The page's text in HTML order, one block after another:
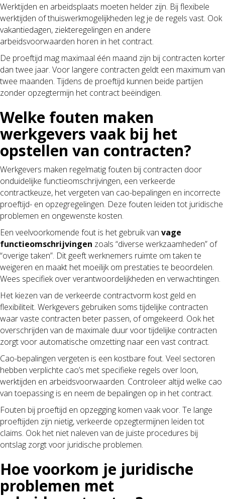
Werktijden en arbeidsplaats moeten helder zijn. Bij flexibele
werktijden of thuiswerkmogelijkheden leg je de regels vast. Ook
vakantiedagen, ziekteregelingen en andere
arbeidsvoorwaarden horen in het contract.
De proeftijd mag maximaal één maand zijn bij contracten korter
dan twee jaar. Voor langere contracten geldt een maximum van
twee maanden. Tijdens de proeftijd kunnen beide partijen
zonder opzegtermijn het contract beëindigen.
Welke fouten maken
werkgevers vaak bij het
opstellen van contracten?
Werkgevers maken regelmatig fouten bij contracten door
onduidelijke functieomschrijvingen, een verkeerde
contractkeuze, het vergeten van cao-bepalingen en incorrecte
proeftijd- en opzegregelingen. Deze fouten leiden tot juridische
problemen en ongewenste kosten.
Een veelvoorkomende fout is het gebruik van vage
functieomschrijvingen zoals “diverse werkzaamheden” of
“overige taken”. Dit geeft werknemers ruimte om taken te
weigeren en maakt het moeilijk om prestaties te beoordelen.
Wees specifiek over verantwoordelijkheden en verwachtingen.
Het kiezen van de verkeerde contractvorm kost geld en
flexibiliteit. Werkgevers gebruiken soms tijdelijke contracten
waar vaste contracten beter passen, of omgekeerd. Ook het
overschrijden van de maximale duur voor tijdelijke contracten
zorgt voor automatische omzetting naar een vast contract.
Cao-bepalingen vergeten is een kostbare fout. Veel sectoren
hebben verplichte cao’s met specifieke regels over loon,
werktijden en arbeidsvoorwaarden. Controleer altijd welke cao
van toepassing is en neem de bepalingen op in het contract.
Fouten bij proeftijd en opzegging komen vaak voor. Te lange
proeftijden zijn nietig, verkeerde opzegtermijnen leiden tot
claims. Ook het niet naleven van de juiste procedures bij
ontslag zorgt voor juridische problemen.
Hoe voorkom je juridische
problemen met